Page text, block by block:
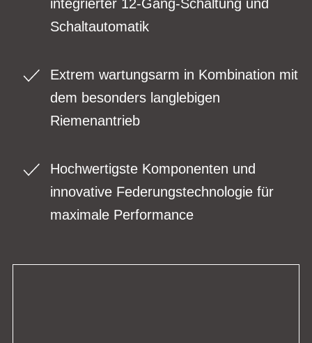
integrierter 12-Gang-Schaltung und
Schaltautomatik
Extrem wartungsarm in Kombination mit
dem besonders langlebigen
Riemenantrieb
Hochwertigste Komponenten und
innovative Federungstechnologie für
maximale Performance